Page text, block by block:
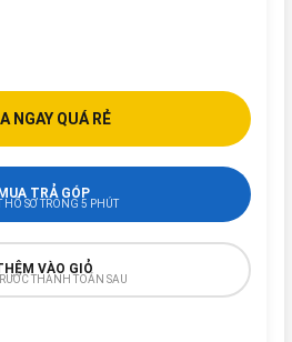
NGAY QUÁ RẺ
TRẢ GÓP
HỒ SƠ TRONG 5 PHÚT
VÀO GIỎ
THANH TOÁN SAU